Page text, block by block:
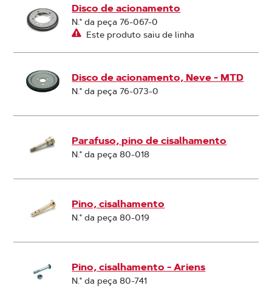
Disco de acionamento
N.° da peça 76-067-0
Este produto saiu de linha
Disco de acionamento, Neve - MTD
N.° da peça 76-073-0
Parafuso, pino de cisalhamento
N.° da peça 80-018
Pino, cisalhamento
N.° da peça 80-019
Pino, cisalhamento - Ariens
N.° da peça 80-741